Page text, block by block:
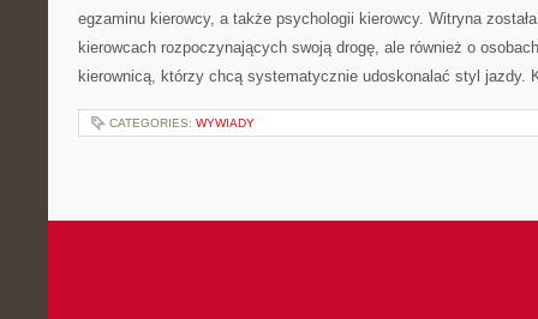
egzaminu kierowcy, a także psychologii kierowcy. Witryna
kierowcach rozpoczynających swoją drogę, ale również o
kierownicą, którzy chcą systematycznie udoskonalać styl jazdy.
CATEGORIES: WYWIADY